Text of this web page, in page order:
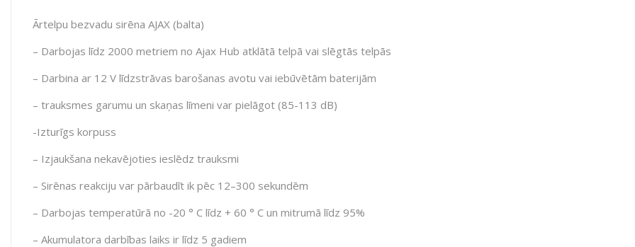
Ārtelpu bezvadu sirēna AJAX (balta)
– Darbojas līdz 2000 metriem no Ajax Hub atklātā telpā vai slēgtās telpās
– Darbina ar 12 V līdzstrāvas barošanas avotu vai iebūvētām baterijām
– trauksmes garumu un skaņas līmeni var pielāgot (85-113 dB)
-Izturīgs korpuss
– Izjaukšana nekavējoties ieslēdz trauksmi
– Sirēnas reakciju var pārbaudīt ik pēc 12–300 sekundēm
– Darbojas temperatūrā no -20 ° C līdz + 60 ° C un mitrumā līdz 95%
– Akumulatora darbības laiks ir līdz 5 gadiem